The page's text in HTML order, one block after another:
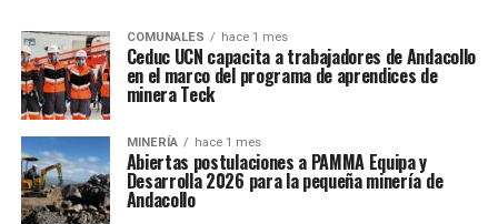
COMUNALES hace 1 mes
Ceduc UCN capacita a trabajadores de Andacollo
en el marco del programa de aprendices de
minera Teck
MINERÍA hace 1 mes
Abiertas postulaciones a PAMMA Equipa y
Desarrolla 2026 para la pequeña minería de
Andacollo